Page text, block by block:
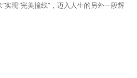
实现“完美撞线”，迈入人生的另外一段辉